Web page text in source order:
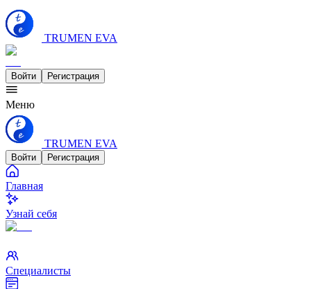
TRUMEN EVA
Войти Регистрация
Меню
TRUMEN EVA
Войти Регистрация
Главная
Узнай себя
Специалисты